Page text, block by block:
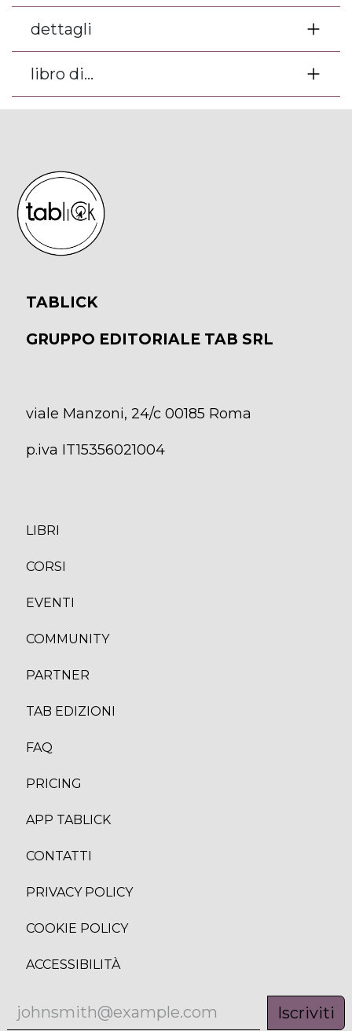
dettagli
libro di...
TABLICK
GRUPPO EDITORIALE TAB SRL
viale Manzoni, 24/c 00185 Roma
p.iva IT15356021004
LIBRI
CORSI
EVENTI
COMMUNITY
PARTNER
TAB EDIZIONI
FAQ
PRICING
APP TABLICK
CONTATTI
PRIVACY POLICY
COOKIE POLICY
ACCESSIBILITÀ
Iscriviti